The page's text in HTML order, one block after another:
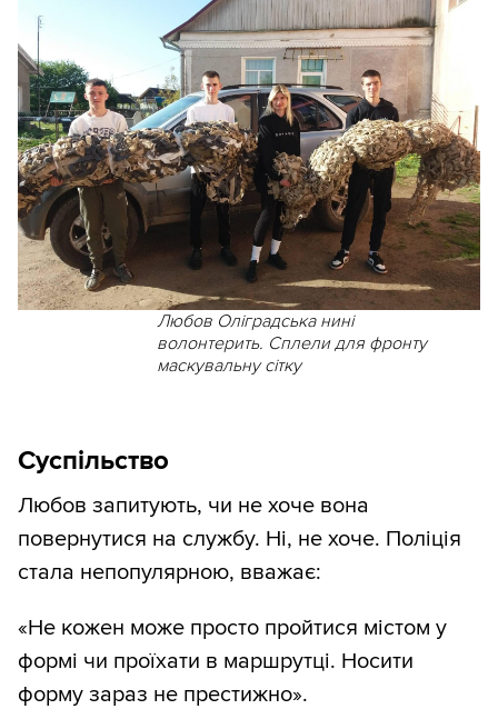
Любов Оліградська нині
волонтерить. Сплели для фронту
маскувальну сітку
Суспільство
Любов запитують, чи не хоче вона
повернутися на службу. Ні, не хоче. Поліція
стала непопулярною, вважає:
«Не кожен може просто пройтися містом у
формі чи проїхати в маршрутці. Носити
форму зараз не престижно».